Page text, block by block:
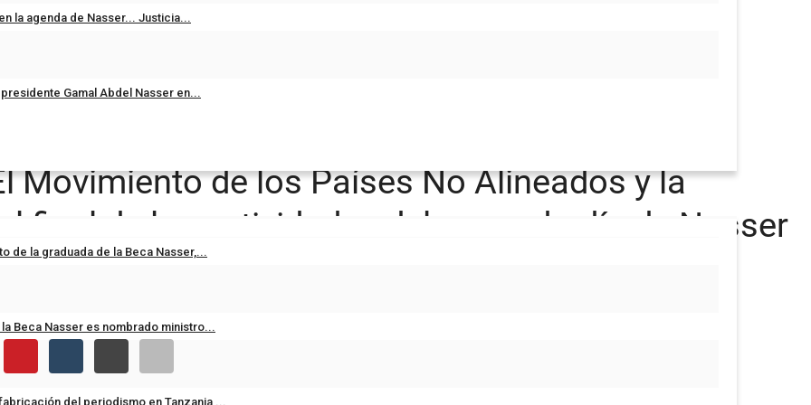
la agenda de Nasser... Justicia...
Gamal Abdel Nasser en...
de la graduada de la Beca Nasser,...
Beca Nasser es nombrado ministro...
del periodismo en Tanzania,...
al final de las actividades del segundo día de Nasser Fellowship...
Movimiento de los Países No Alineados y la
final de las actividades del segundo día de Nasser
Internacional